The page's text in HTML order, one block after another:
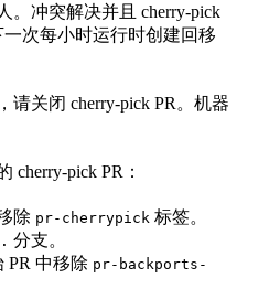
。冲突解决并且 cherry-pick
次每小时运行时创建回移
关闭 cherry-pick PR。机器
cherry-pick PR：
除 pr-cherrypick 标签。
分支。
PR 中移除 pr-backports-